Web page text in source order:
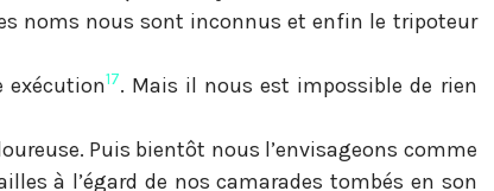
noms nous sont inconnus et enfin le tripoteur
exécution17. Mais il nous est impossible de rien
Puis bientôt nous l’envisageons comme
à l’égard de nos camarades tombés en son